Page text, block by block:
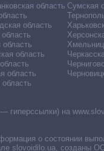
область
область
область
область
область
область
Сумская
на
о состоянии
созданы ОО